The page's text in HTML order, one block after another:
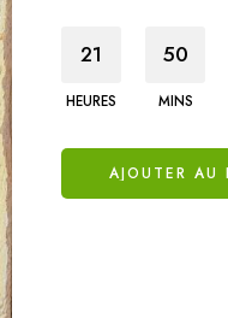
21
HEURES
50
MINS
AJOUTER AU